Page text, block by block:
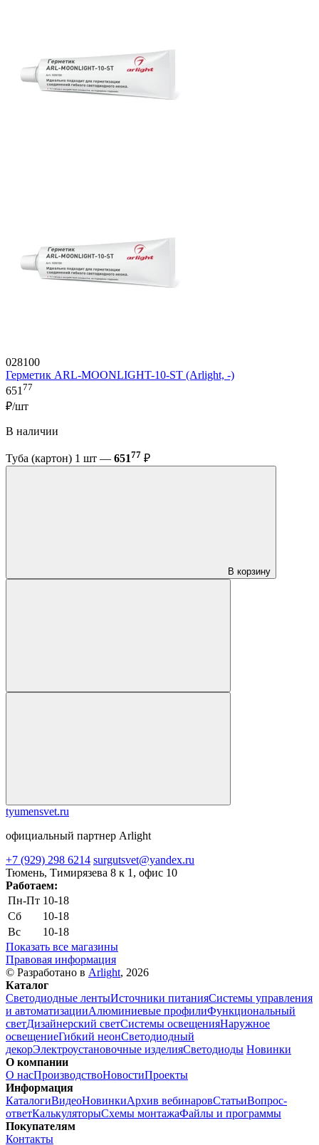
028100
Герметик ARL-MOONLIGHT-10-ST (Arlight, -)
65177
₽/шт
В наличии
Туба (картон) 1 шт — 65177 ₽
В корзину
tyumensvet.ru
официальный партнер Arlight
+7 (929) 298 6214 surgutsvet@yandex.ru
Тюмень, Тимирязева 8 к 1, офис 10
Работаем:
Пн-Пт 10-18
Сб
10-18
Вс
10-18
Показать все магазины
Правовая информация
© Разработано в Arlight, 2026
Каталог
Светодиодные лентыИсточники питанияСистемы управления
и автоматизацииАлюминиевые профилиФункциональный
светДизайнерский светСистемы освещенияНаружное
освещениеГибкий неонСветодиодный
декорЭлектроустановочные изделияСветодиоды Новинки
О компании
О насПроизводствоНовостиПроекты
Информация
КаталогиВидеоНовинкиАрхив вебинаровСтатьиВопрос-
ответКалькуляторыСхемы монтажаФайлы и программы
Покупателям
Контакты